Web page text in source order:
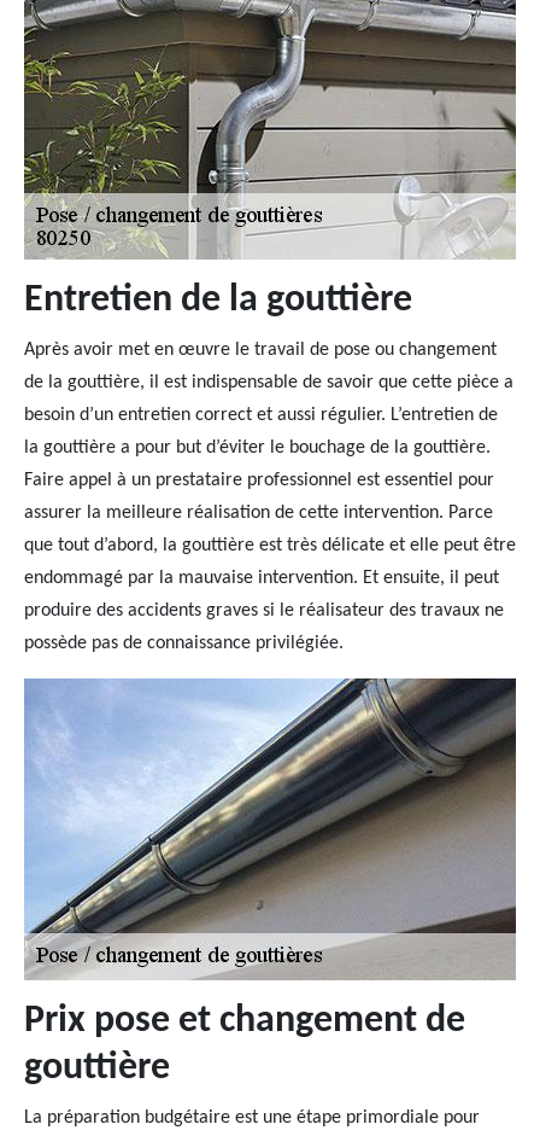
Entretien de la gouttière
Après avoir met en œuvre le travail de pose ou changement
de la gouttière, il est indispensable de savoir que cette pièce a
besoin d’un entretien correct et aussi régulier. L’entretien de
la gouttière a pour but d’éviter le bouchage de la gouttière.
Faire appel à un prestataire professionnel est essentiel pour
assurer la meilleure réalisation de cette intervention. Parce
que tout d’abord, la gouttière est très délicate et elle peut être
endommagé par la mauvaise intervention. Et ensuite, il peut
produire des accidents graves si le réalisateur des travaux ne
possède pas de connaissance privilégiée.
Prix pose et changement de
gouttière
La préparation budgétaire est une étape primordiale pour